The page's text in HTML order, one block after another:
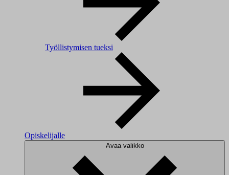
Työllistymisen tueksi
Opiskelijalle
Avaa valikko